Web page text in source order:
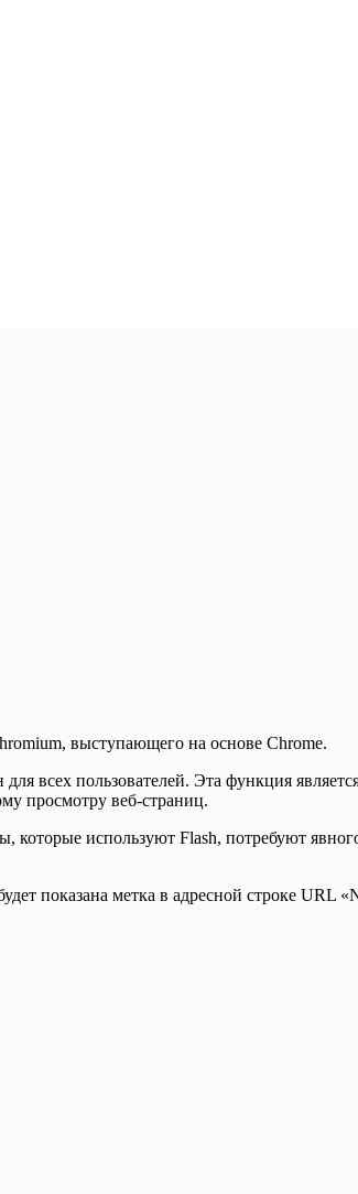
выступающего на основе Chrome.
всех пользователей. Эта функция
просмотру веб-страниц.
используют Flash, потребуют
показана метка в адресной строке URL